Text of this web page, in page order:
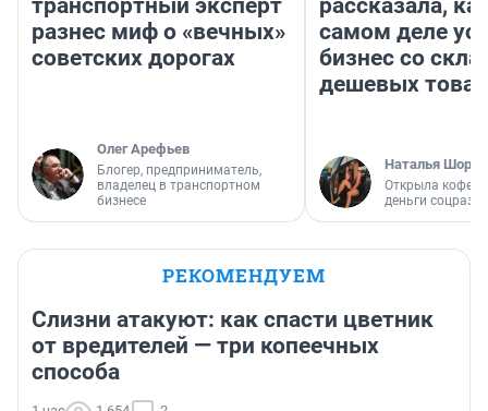
транспортный эксперт
разнес миф о «вечных»
советских дорогах
Олег Арефьев
Блогер, предприниматель,
владелец в транспортном
бизнесе
рассказала,
самом деле
бизнес со
дешевых
Наталья
Открыла
деньги
РЕКОМЕНДУЕМ
Слизни атакуют: как спасти цветник
от вредителей — три копеечных
способа